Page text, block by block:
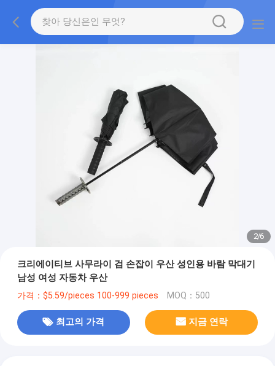
2/6
크리에이티브 사무라이 검 손잡이 우산 성인용 바람 막대기
남성 여성 자동차 우산
가격：$5.59/pieces 100-999 pieces MOQ：500
최고의 가격 지금 연락